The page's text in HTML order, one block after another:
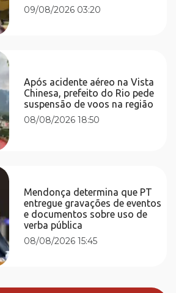
09/08/2026 03:20
Após acidente aéreo na Vista
Chinesa, prefeito do Rio pede
suspensão de voos na região
08/08/2026 18:50
Mendonça determina que PT
entregue gravações de eventos
e documentos sobre uso de
verba pública
08/08/2026 15:45